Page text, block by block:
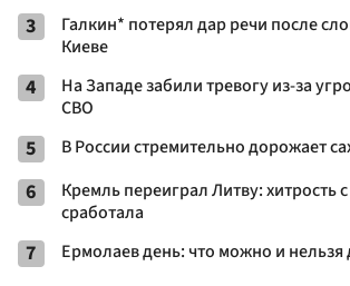
3
Галкин* потерял дар речи после
Киеве
4
На Западе забили тревогу из-за
СВО
5 В России стремительно дорожает
6
Кремль переиграл Литву: хитрость
сработала
7 Ермолаев день: что можно и нельзя